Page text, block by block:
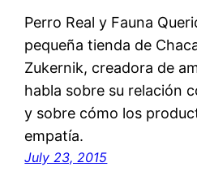
Perro Real y Fauna
pequeña tienda de
Zukernik, creadora de
habla sobre su relación
y sobre cómo los
empatía.
July 23, 2015